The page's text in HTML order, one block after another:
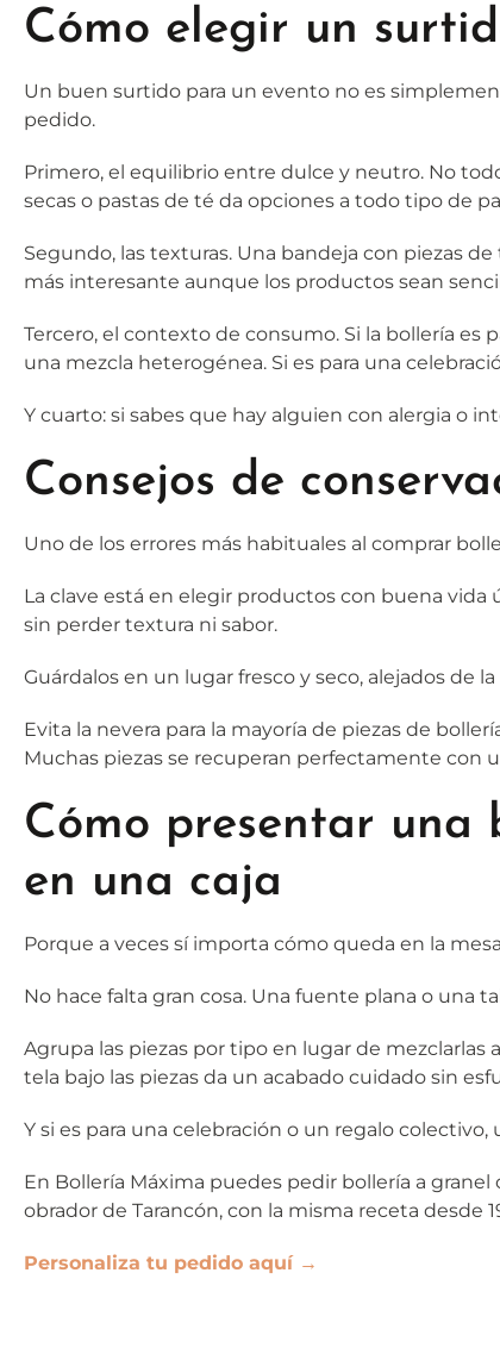
Cómo elegir un
Un buen surtido para un evento no es
pedido.
Primero, el equilibrio entre dulce y neutro. No
secas o pastas de té da opciones a todo tipo de
Segundo, las texturas. Una bandeja con piezas
más interesante aunque los productos sean
Tercero, el contexto de consumo. Si la bollería
una mezcla heterogénea. Si es para una
Y cuarto: si sabes que hay alguien con alergia o
Consejos de
Uno de los errores más habituales al comprar
La clave está en elegir productos con buena vida
sin perder textura ni sabor.
Guárdalos en un lugar fresco y seco, alejados de
Evita la nevera para la mayoría de piezas de
Muchas piezas se recuperan perfectamente con
Cómo presentar una
en una caja
Porque a veces sí importa cómo queda en la
No hace falta gran cosa. Una fuente plana o una
Agrupa las piezas por tipo en lugar de mezclarlas
tela bajo las piezas da un acabado cuidado sin
Y si es para una celebración o un regalo
En Bollería Máxima puedes pedir bollería a
obrador de Tarancón, con la misma receta desde
Personaliza tu pedido aquí →